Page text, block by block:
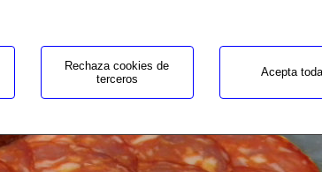
Rechaza cookies de
terceros
Acepta